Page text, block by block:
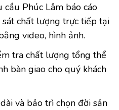
cầu Phúc Lâm báo cáo
chất lượng trực tiếp tại
video, hình ảnh.
tra chất lượng tổng thể
bàn giao cho quý khách
và bảo trì chọn đời sản